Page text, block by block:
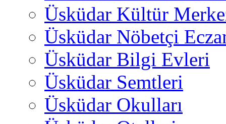
Üsküdar Kültür
Üsküdar Nöbetçi
Üsküdar Bilgi Evleri
Üsküdar Semtleri
Üsküdar Okulları